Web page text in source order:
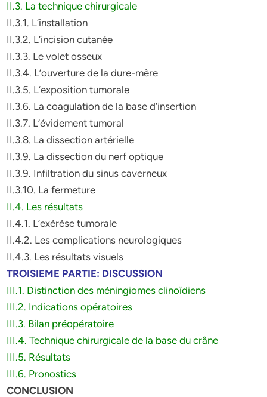
II.3. La technique chirurgicale
II.3.1. L’installation
II.3.2. L’incision cutanée
II.3.3. Le volet osseux
II.3.4. L’ouverture de la dure-mère
II.3.5. L’exposition tumorale
II.3.6. La coagulation de la base d’insertion
II.3.7. L’évidement tumoral
II.3.8. La dissection artérielle
II.3.9. La dissection du nerf optique
II.3.9. Infiltration du sinus caverneux
II.3.10. La fermeture
II.4. Les résultats
II.4.1. L’exérèse tumorale
II.4.2. Les complications neurologiques
II.4.3. Les résultats visuels
TROISIEME PARTIE: DISCUSSION
III.1. Distinction des méningiomes clinoïdiens
III.2. Indications opératoires
III.3. Bilan préopératoire
III.4. Technique chirurgicale de la base du crâne
III.5. Résultats
III.6. Pronostics
CONCLUSION